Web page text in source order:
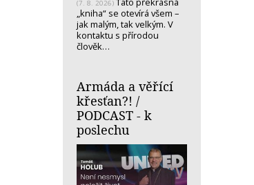
(7. 8. 2026)
„kniha“ se otevírá všem –
jak malým, tak velkým. V
kontaktu s přírodou
člověk…
Armáda a věřící
křesťan?! /
PODCAST - k
poslechu